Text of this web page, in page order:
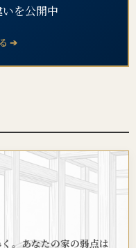
を公開中
➔
。あなたの家の弱点は